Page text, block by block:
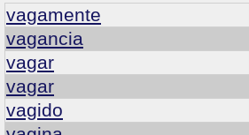
vagamente
vagancia
vagar
vagar
vagido